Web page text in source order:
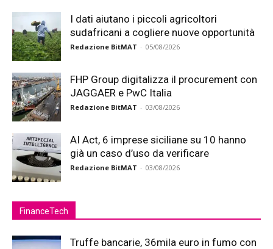
I dati aiutano i piccoli agricoltori
sudafricani a cogliere nuove opportunità
Redazione BitMAT - 05/08/2026
FHP Group digitalizza il procurement con
JAGGAER e PwC Italia
Redazione BitMAT - 03/08/2026
AI Act, 6 imprese siciliane su 10 hanno
già un caso d’uso da verificare
Redazione BitMAT - 03/08/2026
FinanceTech
Truffe bancarie, 36mila euro in fumo con